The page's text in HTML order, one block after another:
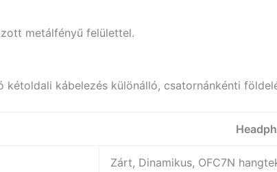
metálfényű felülettel.
kábelezés különálló, csatornánkénti
Zárt, Dinamikus, OFC7N